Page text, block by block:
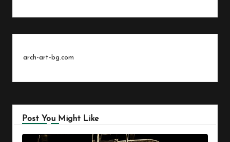
arch-art-bg.com
Post You Might Like